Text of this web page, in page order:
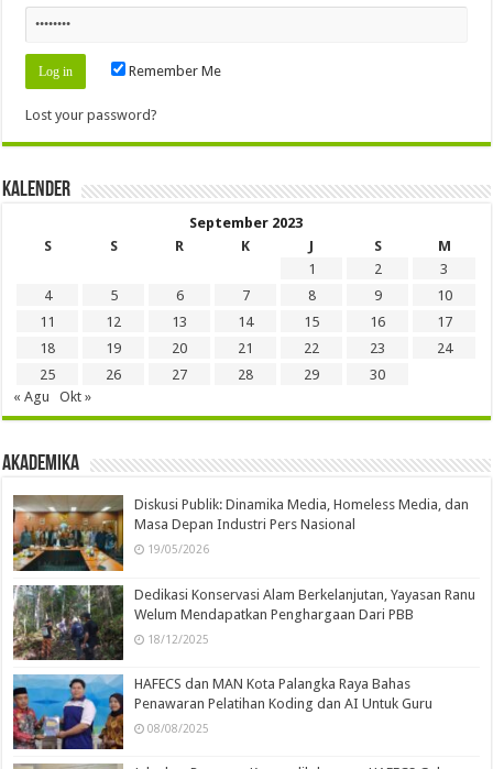
Remember Me
Lost your password?
Kalender
September 2023
S
S R K J S
M
1
2
3
4
5 6 7 8 9
10
11
12 13 14 15 16
17
18
19 20 21 22 23
24
25
26 27 28 29
30
« Agu
Okt »
Akademika
Diskusi Publik: Dinamika Media, Homeless Media, dan
Masa Depan Industri Pers Nasional
19/05/2026
Dedikasi Konservasi Alam Berkelanjutan, Yayasan Ranu
Welum Mendapatkan Penghargaan Dari PBB
18/12/2025
HAFECS dan MAN Kota Palangka Raya Bahas
Penawaran Pelatihan Koding dan AI Untuk Guru
08/08/2025